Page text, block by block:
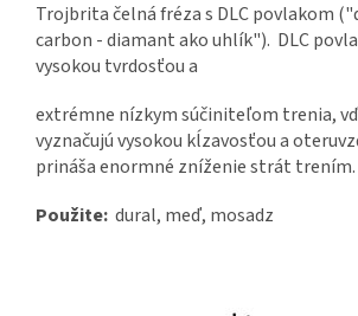
Trojbrita čelná fréza s DLC povlakom
carbon - diamant ako uhlík"). DLC
vysokou tvrdosťou a
extrémne nízkym súčiniteľom trenia,
vyznačujú vysokou kĺzavosťou a
prináša enormné zníženie strát trením.
Použite: dural, meď, mosadz